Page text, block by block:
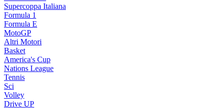
Supercoppa Italiana
Formula 1
Formula E
MotoGP
Altri Motori
Basket
America's Cup
Nations League
Tennis
Sci
Volley
Drive UP